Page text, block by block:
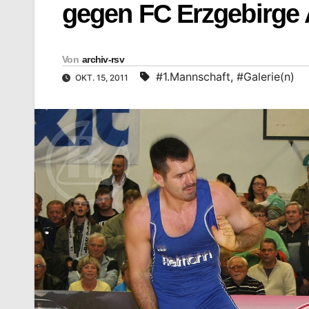
gegen FC Erzgebirge
Von archiv-rsv
OKT. 15, 2011 #1.Mannschaft, #Galerie(n)